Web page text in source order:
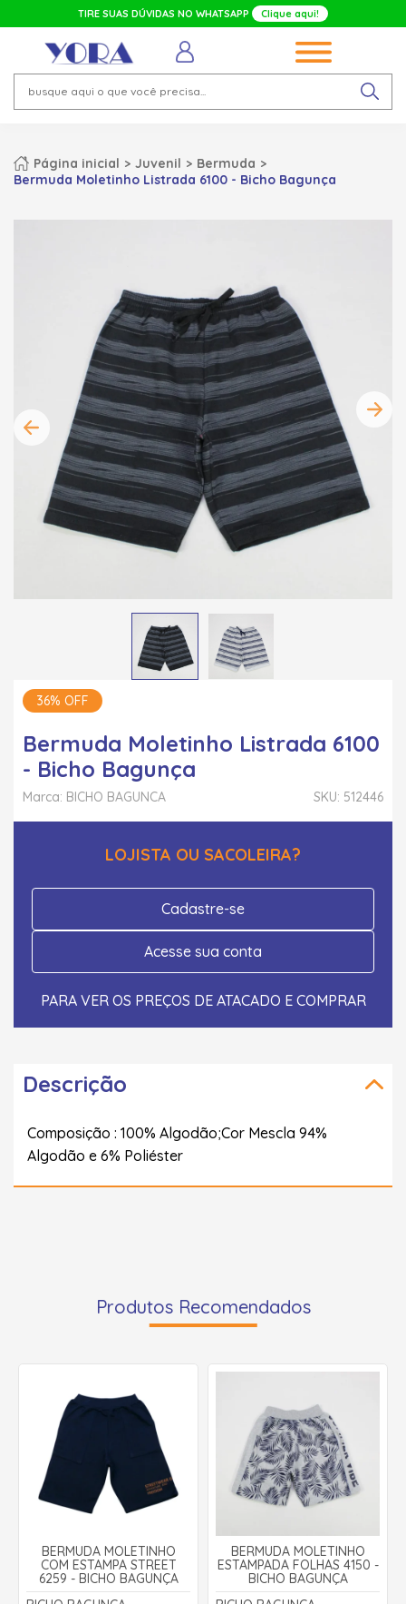
TIRE SUAS DÚVIDAS NO WHATSAPP Clique aqui!
Página inicial Juvenil
Bermuda
Bermuda Moletinho Listrada 6100 - Bicho Bagunça
36% OFF
Bermuda Moletinho Listrada 6100
- Bicho Bagunça
SKU: 512446
Marca: BICHO BAGUNCA
LOJISTA OU SACOLEIRA?
Cadastre-se
Acesse sua conta
PARA VER OS PREÇOS DE ATACADO E COMPRAR
Descrição
Composição : 100% Algodão;Cor Mescla 94%
Algodão e 6% Poliéster
Produtos Recomendados
BERMUDA MOLETINHO
COM ESTAMPA STREET
6259 - BICHO BAGUNÇA
BERMUDA MOLETINHO
ESTAMPADA FOLHAS 4150 -
BICHO BAGUNÇA